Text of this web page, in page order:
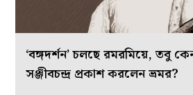
‘বঙ্গদর্শন’ চলছে রমরমিয়ে, তবু
সঞ্জীবচন্দ্র প্রকাশ করলেন ভ্রমর?